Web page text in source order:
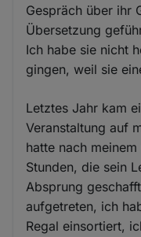
Gespräch über ihr
Übersetzung
Ich habe sie nicht
gingen, weil sie
Letztes Jahr kam
Veranstaltung auf
hatte nach
Stunden, die sein
Absprung
aufgetreten, ich
Regal einsortiert,